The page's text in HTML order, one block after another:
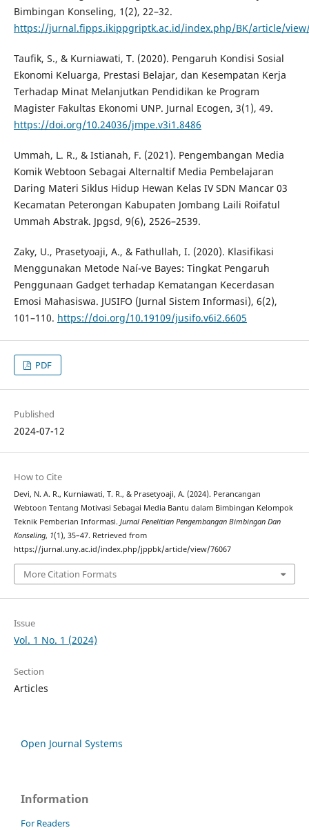
Bimbingan Konseling, 1(2), 22–32.
https://jurnal.fipps.ikippgriptk.ac.id/index.php/BK/article/
Taufik, S., & Kurniawati, T. (2020). Pengaruh Kondisi Sosial
Ekonomi Keluarga, Prestasi Belajar, dan Kesempatan Kerja
Terhadap Minat Melanjutkan Pendidikan ke Program
Magister Fakultas Ekonomi UNP. Jurnal Ecogen, 3(1), 49.
https://doi.org/10.24036/jmpe.v3i1.8486
Ummah, L. R., & Istianah, F. (2021). Pengembangan Media
Komik Webtoon Sebagai Alternaltif Media Pembelajaran
Daring Materi Siklus Hidup Hewan Kelas IV SDN Mancar 03
Kecamatan Peterongan Kabupaten Jombang Laili Roifatul
Ummah Abstrak. Jpgsd, 9(6), 2526–2539.
Zaky, U., Prasetyoaji, A., & Fathullah, I. (2020). Klasifikasi
Menggunakan Metode Naí¯ve Bayes: Tingkat Pengaruh
Penggunaan Gadget terhadap Kematangan Kecerdasan
Emosi Mahasiswa. JUSIFO (Jurnal Sistem Informasi), 6(2),
101–110. https://doi.org/10.19109/jusifo.v6i2.6605
PDF
Published
2024-07-12
How to Cite
Devi, N. A. R., Kurniawati, T. R., & Prasetyoaji, A. (2024). Perancangan
Webtoon Tentang Motivasi Sebagai Media Bantu dalam Bimbingan Kelompok
Teknik Pemberian Informasi. Jurnal Penelitian Pengembangan Bimbingan Dan
Konseling, 1(1), 35–47. Retrieved from
https://jurnal.uny.ac.id/index.php/jppbk/article/view/76067
More Citation Formats
Issue
Vol. 1 No. 1 (2024)
Section
Articles
Open Journal Systems
Information
For Readers